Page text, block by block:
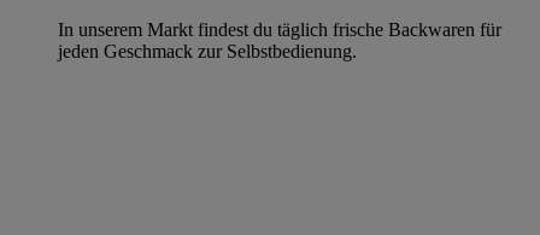
In unserem Markt findest du täglich frische Backwaren für
jeden Geschmack zur Selbstbedienung.